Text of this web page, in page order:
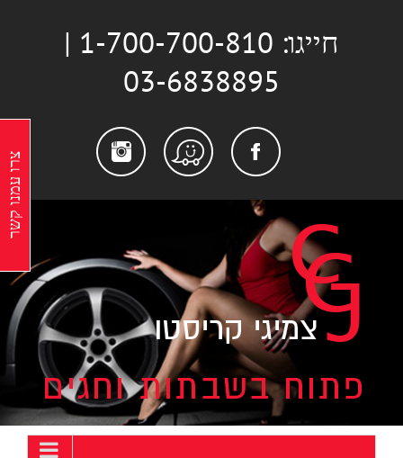
חייגו: 1-700-700-810 |
03-6838895
Facebook
Waze
צרו עמנו קשר